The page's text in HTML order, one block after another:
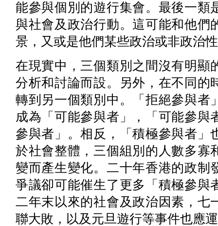
能參與個別的遊行集會。最後一類
與社會及政治行動。這可能和他們
景，又或是他們某些政治或非政治
在現實中，三個類別之間沒有明顯
分析和討論而設。另外，在不同的
轉到另一個類別中。「拒絕參與者
成為「可能參與者」，「可能參與
參與者」。相反，「積極參與者」
於社會整體，三個組別的人數多寡
變而產生變化。二十年香港的政制
爭議卻可能催生了更多「積極參與
二年末以來的社會及政治因素，七
聯大敗，以及元旦遊行等事件也應